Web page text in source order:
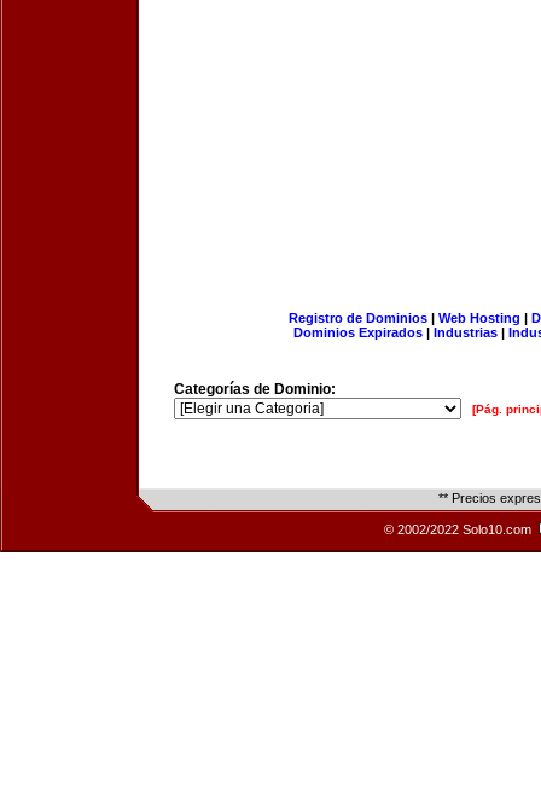
Registro de Dominios| Web Hosting |
Dominios Expirados | Industrias |
Categorías de Dominio:
[Pág.
** Precios
© 2002/2022 Solo10.com